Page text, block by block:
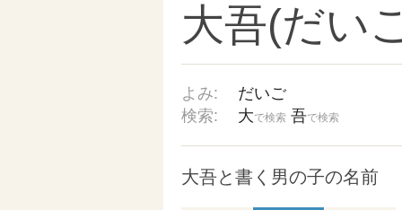
大吾(だい
よみ:
だいご
検索:
大で検索 吾で検索
大吾と書く男の子の名前